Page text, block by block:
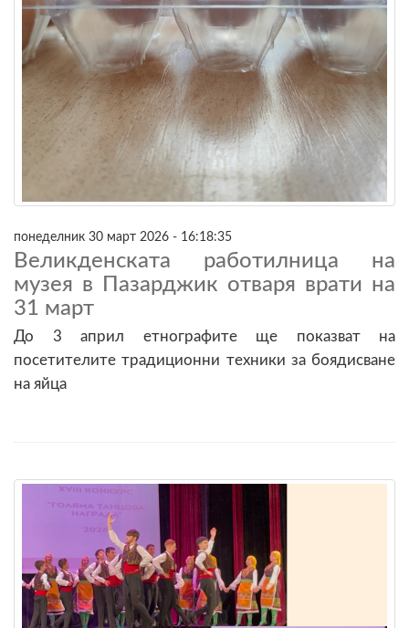
понеделник 30 март 2026 - 16:18:35
Великденската работилница на
музея в Пазарджик отваря врати на
31 март
До 3 април етнографите ще показват на
посетителите традиционни техники за боядисване
на яйца